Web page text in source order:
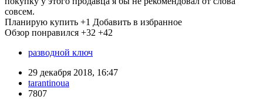
совсем.
Планирую купить +1 Добавить в избранное
Обзор понравился +32 +42
разводной ключ
29 декабря 2018, 16:47
tarantinoua
7807